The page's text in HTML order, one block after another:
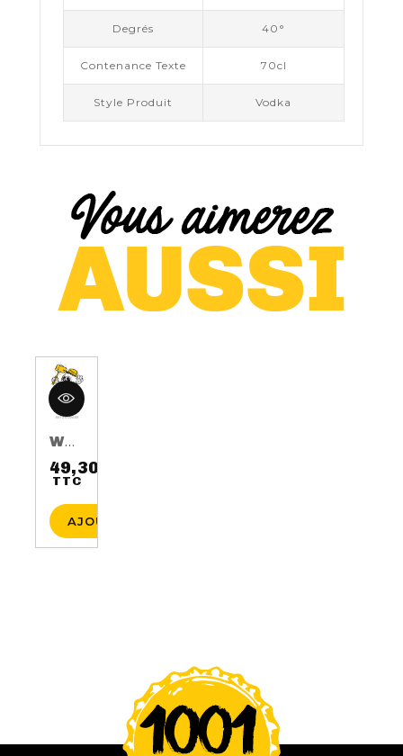
Degrés 40°
Contenance Texte 70cl
Style Produit Vodka
WHISKY AUGUST 17TH 3 ANS 50CL 40%
49,30 €
TTCPrix
AJOUTER AU PANIER